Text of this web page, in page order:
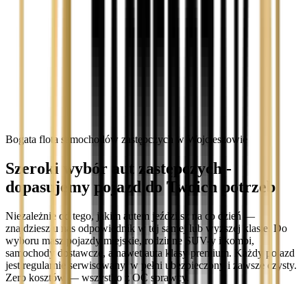
Bogata flota samochodów zastępczych w Wojcieszowie
Szeroki wybór aut zastępczych -
dopasujemy pojazd do Twoich potrzeb
Niezależnie od tego, jakim autem jeździisz na co dzień —
znajdziesz u nas odpowiednik w tej samej lub wyższej klasie. Do
wyboru masz pojazdy miejskie, rodzinne SUV-y i kombi,
samochody dostawcze, a nawet auta klasy premium. Każdy pojazd
jest regularnie serwisowany, w pełni ubezpieczony i zawsze czysty.
Zero kosztów — wszystko z OC sprawcy.